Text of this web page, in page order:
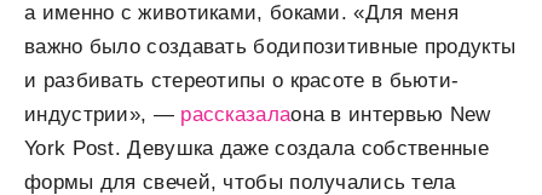
а именно с животиками, боками. «Для меня
важно было создавать бодипозитивные продукты
и разбивать стереотипы о красоте в бьюти-
индустрии», — рассказалаона в интервью New
York Post. Девушка даже создала собственные
формы для свечей, чтобы получались тела